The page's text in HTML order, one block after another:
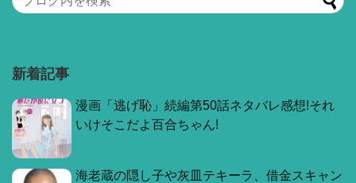
新着記事
漫画「逃げ恥」続編第50話ネタバレ感想!それ
いけそこだよ百合ちゃん!
海老蔵の隠し子や灰皿テキーラ、借金スキャン